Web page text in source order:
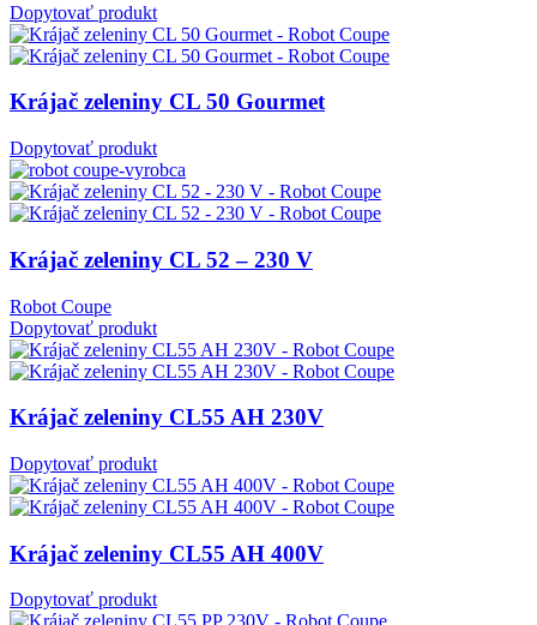
Dopytovať produkt
Krájač zeleniny CL 50 Gourmet
Dopytovať produkt
Krájač zeleniny CL 52 – 230 V
Robot Coupe
Dopytovať produkt
Krájač zeleniny CL55 AH 230V
Dopytovať produkt
Krájač zeleniny CL55 AH 400V
Dopytovať produkt